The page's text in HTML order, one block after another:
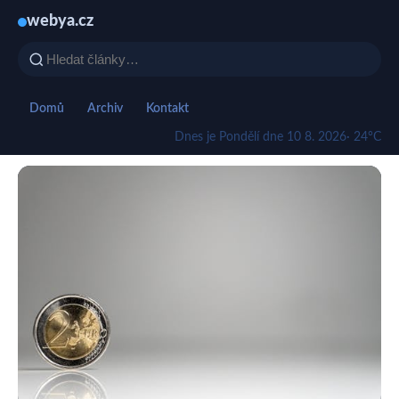
webya.cz
Domů Archiv Kontakt
Dnes je Pondělí dne 10 8. 2026· 24°C